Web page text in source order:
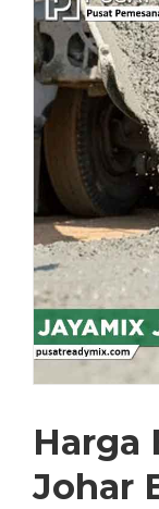
Harga
Johar